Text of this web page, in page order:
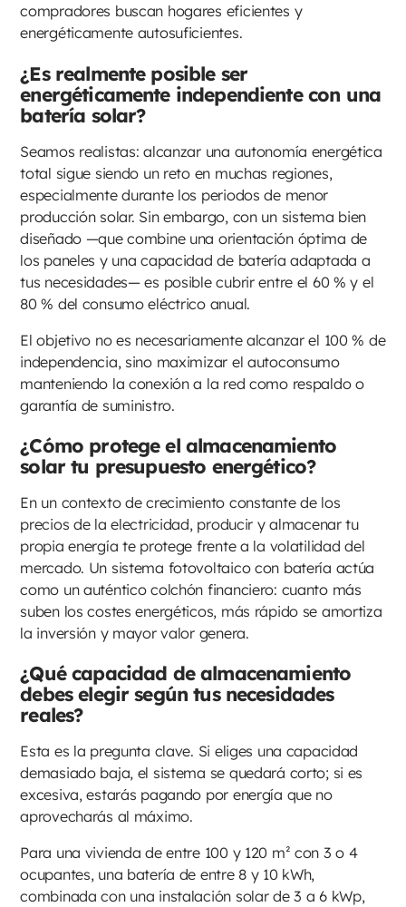
compradores buscan hogares eficientes y
energéticamente autosuficientes.
¿Es realmente posible ser
energéticamente independiente con una
batería solar?
Seamos realistas: alcanzar una autonomía energética
total sigue siendo un reto en muchas regiones,
especialmente durante los periodos de menor
producción solar. Sin embargo, con un sistema bien
diseñado —que combine una orientación óptima de
los paneles y una capacidad de batería adaptada a
tus necesidades— es posible cubrir entre el 60 % y el
80 % del consumo eléctrico anual.
El objetivo no es necesariamente alcanzar el 100 % de
independencia, sino maximizar el autoconsumo
manteniendo la conexión a la red como respaldo o
garantía de suministro.
¿Cómo protege el almacenamiento
solar tu presupuesto energético?
En un contexto de crecimiento constante de los
precios de la electricidad, producir y almacenar tu
propia energía te protege frente a la volatilidad del
mercado. Un sistema fotovoltaico con batería actúa
como un auténtico colchón financiero: cuanto más
suben los costes energéticos, más rápido se amortiza
la inversión y mayor valor genera.
¿Qué capacidad de almacenamiento
debes elegir según tus necesidades
reales?
Esta es la pregunta clave. Si eliges una capacidad
demasiado baja, el sistema se quedará corto; si es
excesiva, estarás pagando por energía que no
aprovecharás al máximo.
Para una vivienda de entre 100 y 120 m² con 3 o 4
ocupantes, una batería de entre 8 y 10 kWh,
combinada con una instalación solar de 3 a 6 kWp,